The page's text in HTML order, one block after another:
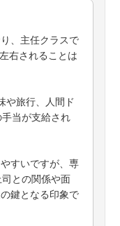
、主任クラスで
右されることは
や旅行、人間ド
当が支給され
すいですが、専
との関係や面
鍵となる印象で